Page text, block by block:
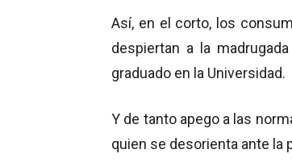
Así, en el corto, los
despiertan a la
graduado en la Universidad.
Y de tanto apego a las
quien se desorienta ante la